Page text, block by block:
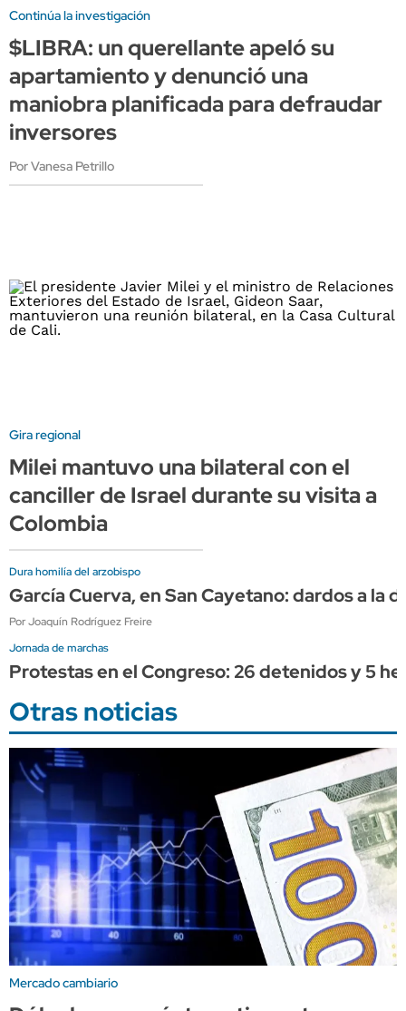
Continúa la investigación
$LIBRA: un querellante apeló su
apartamiento y denunció una
maniobra planificada para defraudar
inversores
Por Vanesa Petrillo
Gira regional
Milei mantuvo una bilateral con el
canciller de Israel durante su visita a
Colombia
Dura homilía del arzobispo
García Cuerva, en San Cayetano: dardos a la
Por Joaquín Rodríguez Freire
Jornada de marchas
Protestas en el Congreso: 26 detenidos y 5
Otras noticias
Mercado cambiario